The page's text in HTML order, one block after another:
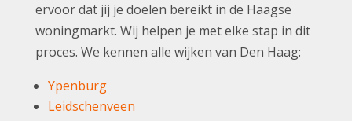
ervoor dat jij je doelen bereikt in de Haagse
woningmarkt. Wij helpen je met elke stap in dit
proces. We kennen alle wijken van Den Haag:
Ypenburg
Leidschenveen